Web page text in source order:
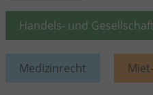
Handels- und
Medizinrecht